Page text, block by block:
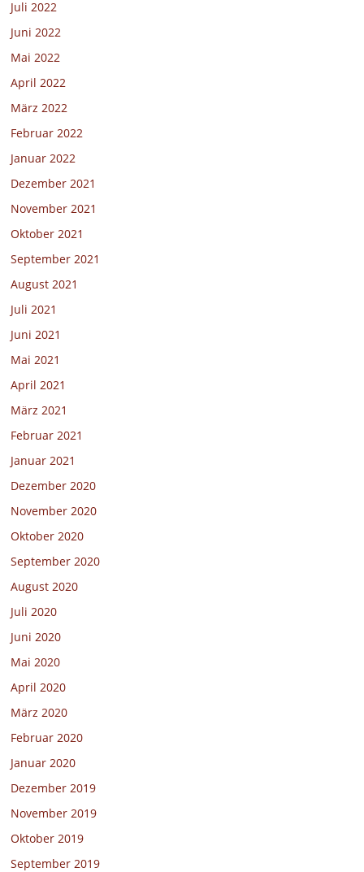
Juli 2022
Juni 2022
Mai 2022
April 2022
März 2022
Februar 2022
Januar 2022
Dezember 2021
November 2021
Oktober 2021
September 2021
August 2021
Juli 2021
Juni 2021
Mai 2021
April 2021
März 2021
Februar 2021
Januar 2021
Dezember 2020
November 2020
Oktober 2020
September 2020
August 2020
Juli 2020
Juni 2020
Mai 2020
April 2020
März 2020
Februar 2020
Januar 2020
Dezember 2019
November 2019
Oktober 2019
September 2019